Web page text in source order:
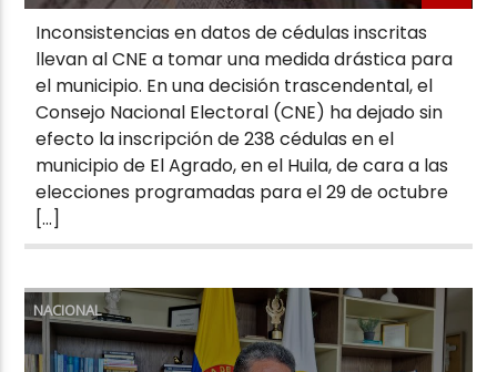
Inconsistencias en datos de cédulas inscritas
llevan al CNE a tomar una medida drástica para
el municipio. En una decisión trascendental, el
Consejo Nacional Electoral (CNE) ha dejado sin
efecto la inscripción de 238 cédulas en el
municipio de El Agrado, en el Huila, de cara a las
elecciones programadas para el 29 de octubre
[…]
NACIONAL